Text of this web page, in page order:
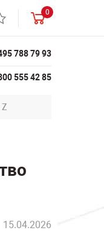
0
788 79 93
555 42 85
Z
15.04.2026